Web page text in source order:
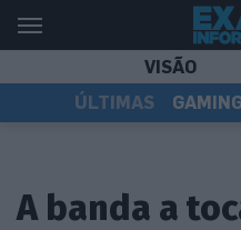
VISÃO
ÚLTIMAS
A banda a